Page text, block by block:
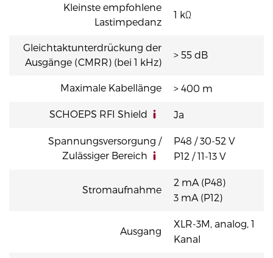
Kleinste empfohlene
Lastimpedanz
1 kΩ
Gleichtaktunterdrückung der
Ausgänge (CMRR) (bei 1 kHz)
> 55 dB
Maximale Kabellänge > 400 m
SCHOEPS RFI Shield Ja
Spannungsversorgung /
Zulässiger Bereich
P48 / 30-52 V
P12 / 11-13 V
Stromaufnahme
2 mA (P48)
3 mA (P12)
Ausgang
XLR-3M, analog, 1
Kanal